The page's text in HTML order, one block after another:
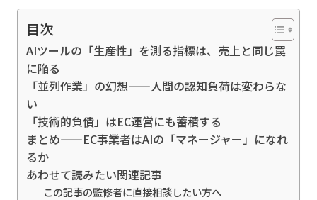
目次
AIツールの「生産性」を測る指標は、売上と同じ罠
に陥る
「並列作業」の幻想——人間の認知負荷は変わらな
い
「技術的負債」はEC運営にも蓄積する
まとめ——EC事業者はAIの「マネージャー」になれ
るか
あわせて読みたい関連記事
この記事の監修者に直接相談したい方へ